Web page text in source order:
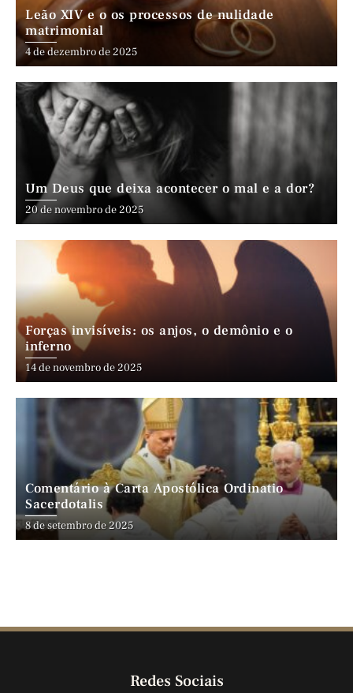
Leão XIV e o os processos de nulidade
matrimonial
4 de dezembro de 2025
Um Deus que deixa acontecer o mal e a dor?
20 de novembro de 2025
Forças invisíveis: os anjos, o demônio e o
inferno
14 de novembro de 2025
Comentário à Carta Apostólica Ordinatio
Sacerdotalis
8 de setembro de 2025
Redes Sociais